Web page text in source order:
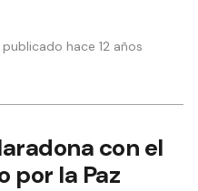
hace 12 años
con el
por la Paz